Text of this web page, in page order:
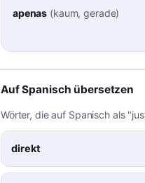
apenas (kaum, gerade)
Auf Spanisch übersetzen
Wörter, die auf Spanisch als
direkt